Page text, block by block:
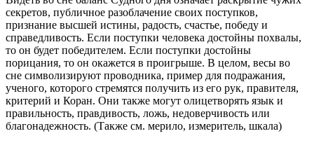
секретов, публичное разоблачение своих поступков,
признание высшей истины, радость, счастье, победу и
справедливость. Если поступки человека достойны похвалы,
то он будет победителем. Если поступки достойны
порицания, то он окажется в проигрыше. В целом, весы во
сне символизируют проводника, пример для подражания,
ученого, которого стремятся получить из его рук, правителя,
критерий и Коран. Они также могут олицетворять язык и
правильность, правдивость, ложь, недоверчивость или
благонадежность. (Также см. мерило, измеритель, шкала)